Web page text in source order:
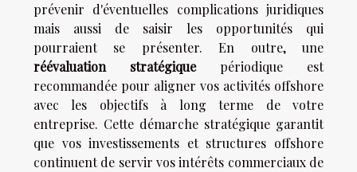
prévenir d'éventuelles complications juridiques
mais aussi de saisir les opportunités qui
pourraient se présenter. En outre, une
réévaluation stratégiquepériodique est
recommandée pour aligner vos activités offshore
avec les objectifs à long terme de votre
entreprise. Cette démarche stratégique garantit
que vos investissements et structures offshore
continuent de servir vos intérêts commerciaux de